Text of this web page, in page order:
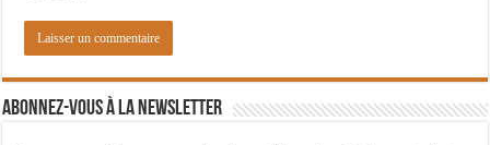
Abonnez-vous à la newsletter